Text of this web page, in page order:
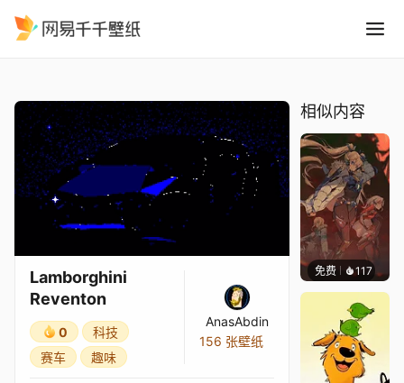
Lamborghini
Reventon
0
科技
赛车
趣味
AnasAbdin
156 张壁纸
相似内容
免费 117Nesu